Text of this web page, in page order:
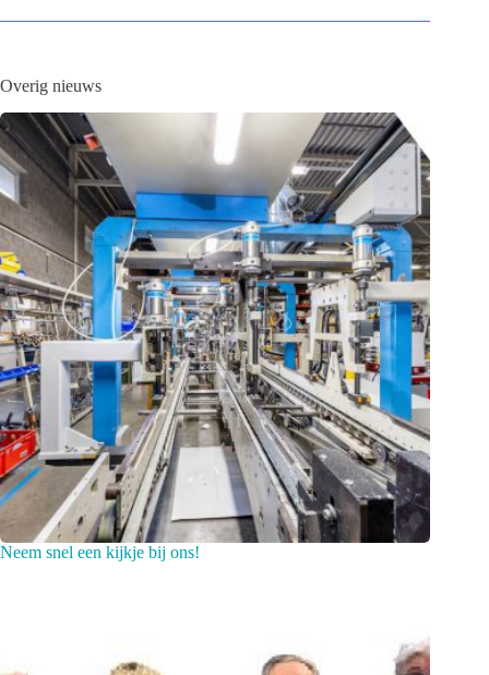
Overig nieuws
Neem snel een kijkje bij ons!